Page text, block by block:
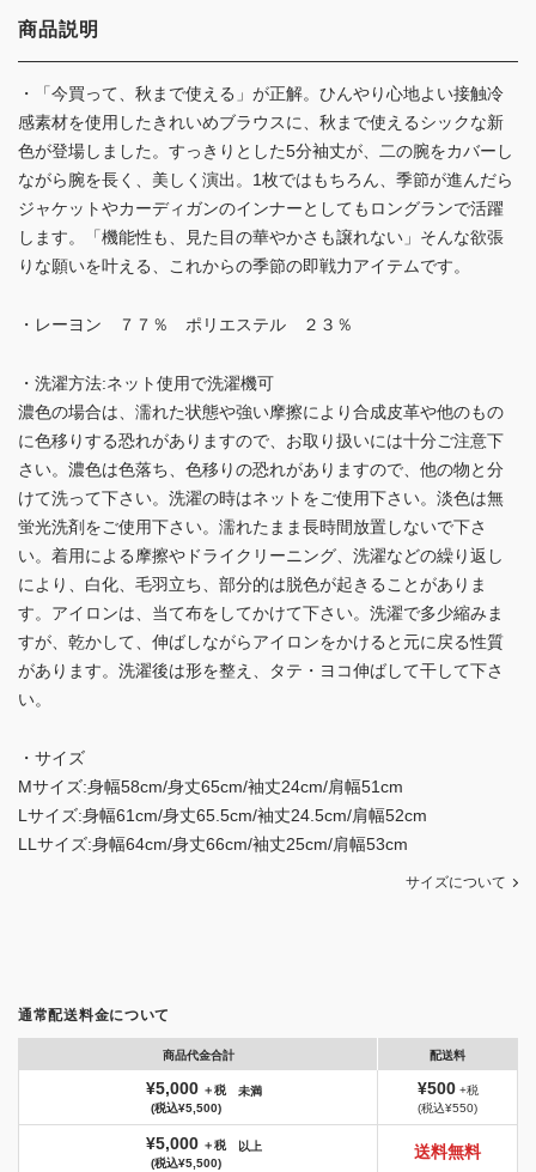
商品説明
・「今買って、秋まで使える」が正解。ひんやり心地よい接触冷
感素材を使用したきれいめブラウスに、秋まで使えるシックな新
色が登場しました。すっきりとした5分袖丈が、二の腕をカバーし
ながら腕を長く、美しく演出。1枚ではもちろん、季節が進んだら
ジャケットやカーディガンのインナーとしてもロングランで活躍
します。「機能性も、見た目の華やかさも譲れない」そんな欲張
りな願いを叶える、これからの季節の即戦力アイテムです。
・レーヨン ７７％ ポリエステル ２３％
・洗濯方法:ネット使用で洗濯機可
濃色の場合は、濡れた状態や強い摩擦により合成皮革や他のもの
に色移りする恐れがありますので、お取り扱いには十分ご注意下
さい。濃色は色落ち、色移りの恐れがありますので、他の物と分
けて洗って下さい。洗濯の時はネットをご使用下さい。淡色は無
蛍光洗剤をご使用下さい。濡れたまま長時間放置しないで下さ
い。着用による摩擦やドライクリーニング、洗濯などの繰り返し
により、白化、毛羽立ち、部分的は脱色が起きることがありま
す。アイロンは、当て布をしてかけて下さい。洗濯で多少縮みま
すが、乾かして、伸ばしながらアイロンをかけると元に戻る性質
があります。洗濯後は形を整え、タテ・ヨコ伸ばして干して下さ
い。
・サイズ
Mサイズ:身幅58cm/身丈65cm/袖丈24cm/肩幅51cm
Lサイズ:身幅61cm/身丈65.5cm/袖丈24.5cm/肩幅52cm
LLサイズ:身幅64cm/身丈66cm/袖丈25cm/肩幅53cm
サイズについて
通常配送料金について
商品代金合計 配送料
¥5,000 ＋税
(税込¥5,500)
未満 ¥500+税
(税込¥550)
¥5,000 ＋税
(税込¥5,500)
以上 送料無料